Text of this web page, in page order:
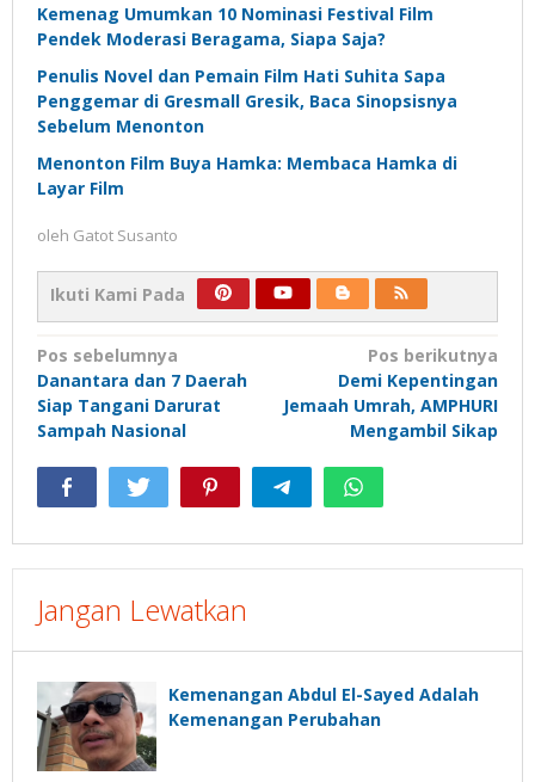
Kemenag Umumkan 10 Nominasi Festival Film
Pendek Moderasi Beragama, Siapa Saja?
Penulis Novel dan Pemain Film Hati Suhita Sapa
Penggemar di Gresmall Gresik, Baca Sinopsisnya
Sebelum Menonton
Menonton Film Buya Hamka: Membaca Hamka di
Layar Film
oleh Gatot Susanto
Ikuti Kami Pada
Navigasi
pos
Pos sebelumnya
Danantara dan 7 Daerah
Siap Tangani Darurat
Sampah Nasional
Pos berikutnya
Demi Kepentingan
Jemaah Umrah, AMPHURI
Mengambil Sikap
Jangan Lewatkan
Kemenangan Abdul El-Sayed Adalah
Kemenangan Perubahan